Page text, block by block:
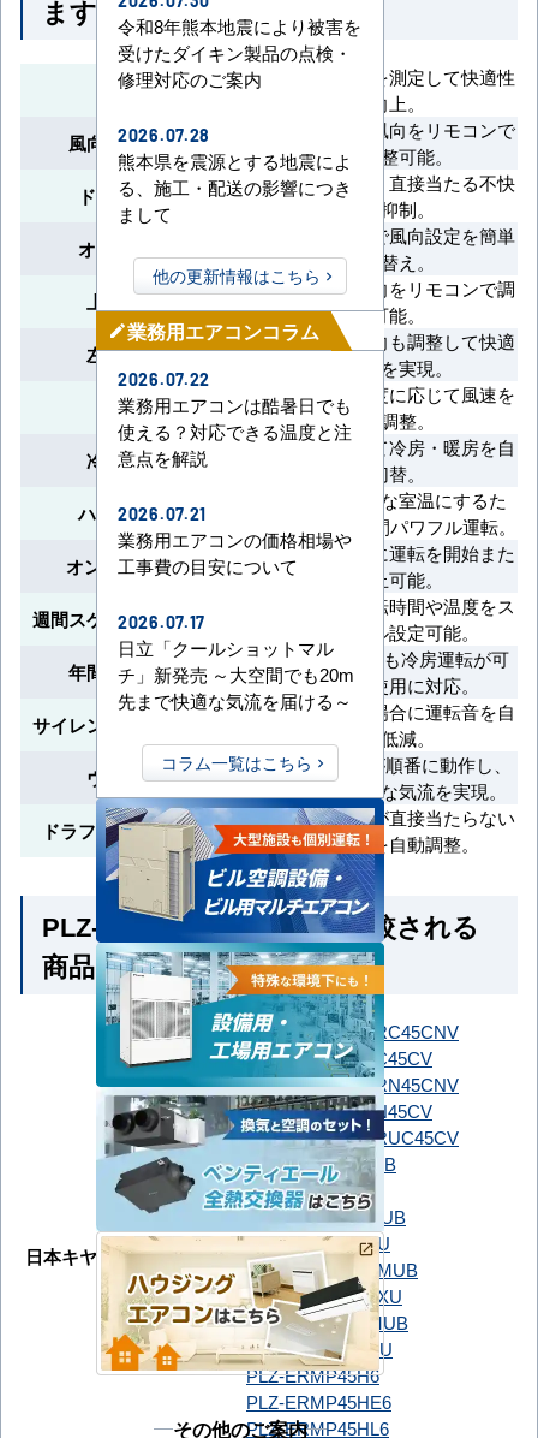
ます
ムーブアイ
床の表面温度を測定して快適性
を向上。
風向独立自在設定
吹出口ごとに風向をリモコンで
個別調整可能。
ドラフトセーブ
風速を軽減し、直接当たる不快
感を抑制。
オートスイング
リモコン操作で風向設定を簡単
切り替え。
上下風向切換
上下方向の風向をリモコンで調
整可能。
左右風向切換
左右方向の風向も調整して快適
な空間を実現。
風速自動
室温や設定温度に応じて風速を
自動調整。
冷暖自動運転
室温に合わせて冷房・暖房を自
動切替。
ハイパワー運転
短時間で快適な室温にするた
め、最大30分間パワフル運転。
オン/オフタイマー
指定した時間に運転を開始また
は停止可能。
週間スケジュールタイマー
曜日ごとの運転時間や温度をス
ケジュール設定可能。
年間冷房運転対応
外気温-15℃でも冷房運転が可
能で通年使用に対応。
サイレント制御（冷房時）
外気温が低い場合に運転音を自
動で低減。
ウェーブ気流
4つの吹出口が順番に動作し、
暖房時に快適な気流を実現。
ドラフト防止（暖房時）
暖房時、冷風が直接当たらない
よう風向を自動調整。
PLZ-ERMP45HL6 とよく比較される
商品
ダイキン
SZRC45CNTSZRC45CNV
SZRC45CTSZRC45CV
SZRN45CNTSZRN45CNV
SZRN45CTSZRN45CV
SZRUC45CTSZRUC45CV
日本キヤリア（旧：東芝）
GUSA045131MUB
GUSA045131XU
GUSA04513J1MUB
GUSA04513J1XU
GUSA04513JP1MUB
GUSA04513JP1XU
GUSA04513P1MUB
GUSA04513P1XU
PLZ-ERMP45H6
PLZ-ERMP45HE6
PLZ-ERMP45HL6
令和8年熊本地震により被害を
受けたダイキン製品の点検・
修理対応のご案内
2026.07.28
熊本県を震源とする地震によ
る、施工・配送の影響につき
まして
他の更新情報はこちら
mode_edit業務用エアコンコラム
2026.07.22
業務用エアコンは酷暑日でも
使える？対応できる温度と注
意点を解説
2026.07.21
業務用エアコンの価格相場や
工事費の目安について
2026.07.17
日立「クールショットマル
チ」新発売 ～大空間でも20m
先まで快適な気流を届ける～
コラム一覧はこちら
その他のご案内